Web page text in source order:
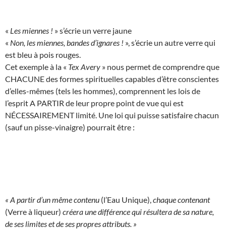
« Les miennes ! » s’écrie un verre jaune
« Non, les miennes, bandes d’ignares ! », s’écrie un autre verre qui
est bleu à pois rouges.
Cet exemple à la « Tex Avery » nous permet de comprendre que
CHACUNE des formes spirituelles capables d’être conscientes
d’elles-mêmes (tels les hommes), comprennent les lois de
l’esprit A PARTIR de leur propre point de vue qui est
NÉCESSAIREMENT limité. Une loi qui puisse satisfaire chacun
(sauf un pisse-vinaigre) pourrait être :
« A partir d’un même contenu (l’Eau Unique), chaque contenant
(Verre à liqueur) créera une différence qui résultera de sa nature,
de ses limites et de ses propres attributs. »